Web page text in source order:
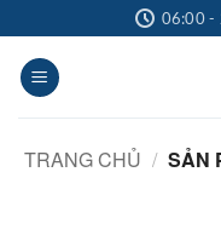
qua
nội
dung
06:00 -
TRANG CHỦ / SẢN